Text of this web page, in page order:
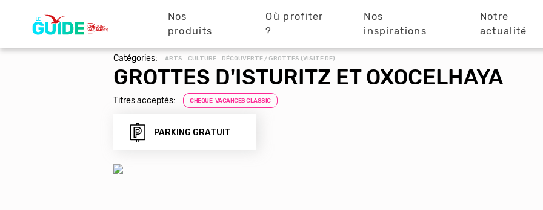
principale
Nos
produits
Où profiter
?
Nos
inspirations
Notre
actualité
Catégories: ARTS - CULTURE - DÉCOUVERTE / GROTTES (VISITE DE)
GROTTES D'ISTURITZ ET OXOCELHAYA
Titres acceptés: CHEQUE-VACANCES CLASSIC
PARKING GRATUIT